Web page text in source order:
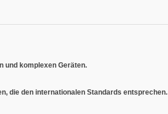
und komplexen Geräten.
die den internationalen Standards entsprechen.